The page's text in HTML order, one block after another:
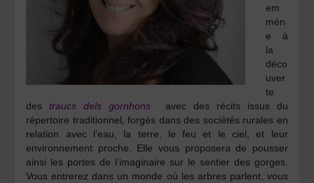
em
mèn
e à
la
déco
uver
te
destraucs dels gornhons
avec des récits issus du
répertoire traditionnel, forgés dans des sociétés rurales en
relation avec l’eau, la terre, le feu et le ciel, et leur
environnement proche. Elle vous proposera de pousser
ainsi les portes de l’imaginaire sur le sentier des gorges.
Vous entrerez dans un monde où les arbres parlent, vous